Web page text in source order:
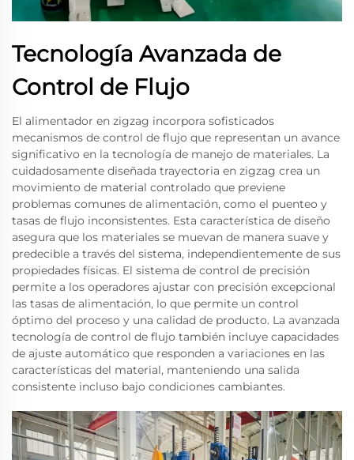
Tecnología Avanzada de
Control de Flujo
El alimentador en zigzag incorpora sofisticados
mecanismos de control de flujo que representan un avance
significativo en la tecnología de manejo de materiales. La
cuidadosamente diseñada trayectoria en zigzag crea un
movimiento de material controlado que previene
problemas comunes de alimentación, como el puenteo y
tasas de flujo inconsistentes. Esta característica de diseño
asegura que los materiales se muevan de manera suave y
predecible a través del sistema, independientemente de sus
propiedades físicas. El sistema de control de precisión
permite a los operadores ajustar con precisión excepcional
las tasas de alimentación, lo que permite un control
óptimo del proceso y una calidad de producto. La avanzada
tecnología de control de flujo también incluye capacidades
de ajuste automático que responden a variaciones en las
características del material, manteniendo una salida
consistente incluso bajo condiciones cambiantes.